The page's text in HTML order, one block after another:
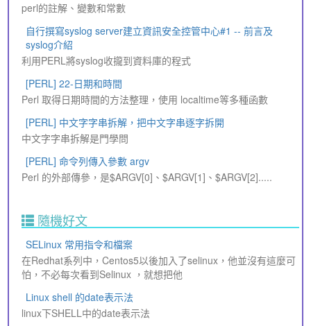
perl的註解、變數和常數
自行撰寫syslog server建立資訊安全控管中心#1 -- 前言及
syslog介紹
利用PERL將syslog收攏到資料庫的程式
[PERL] 22-日期和時間
Perl 取得日期時間的方法整理，使用 localtime等多種函數
[PERL] 中文字字串拆解，把中文字串逐字拆開
中文字字串拆解是門學問
[PERL] 命令列傳入參數 argv
Perl 的外部傳參，是$ARGV[0]、$ARGV[1]、$ARGV[2].....
隨機好文
SELinux 常用指令和檔案
在Redhat系列中，Centos5以後加入了selinux，他並沒有這麼可
怕，不必每次看到Selinux ，就想把他
Linux shell 的date表示法
linux下SHELL中的date表示法